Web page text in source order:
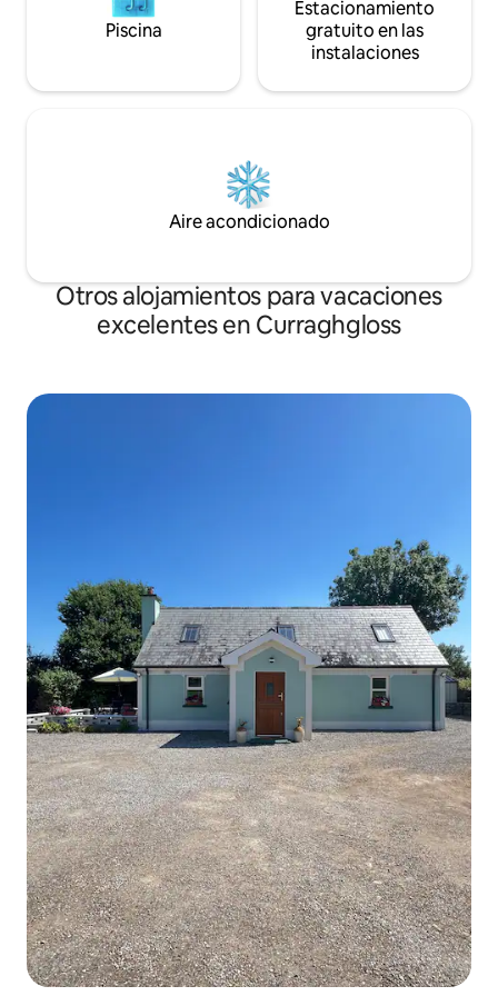
Piscina
Estacionamiento
gratuito en las
instalaciones
Aire acondicionado
Otros alojamientos para vacaciones
excelentes en Curraghgloss